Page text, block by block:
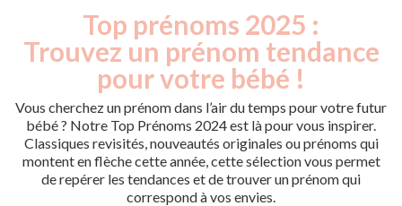
Top prénoms 2025 :
Trouvez un prénom tendance
pour votre bébé !
Vous cherchez un prénom dans l’air du temps pour votre futur
bébé ? Notre Top Prénoms 2024 est là pour vous inspirer.
Classiques revisités, nouveautés originales ou prénoms qui
montent en flèche cette année, cette sélection vous permet
de repérer les tendances et de trouver un prénom qui
correspond à vos envies.